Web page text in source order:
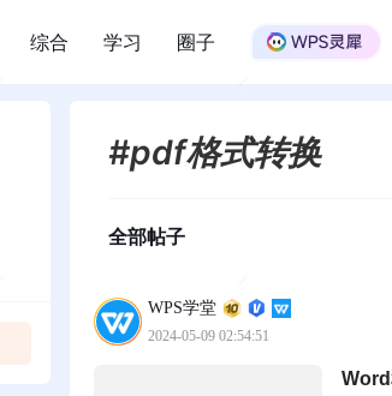
综合 学习 圈子
#pdf格式转换
全部帖子
WPS学堂
2024-05-09 02:54:51